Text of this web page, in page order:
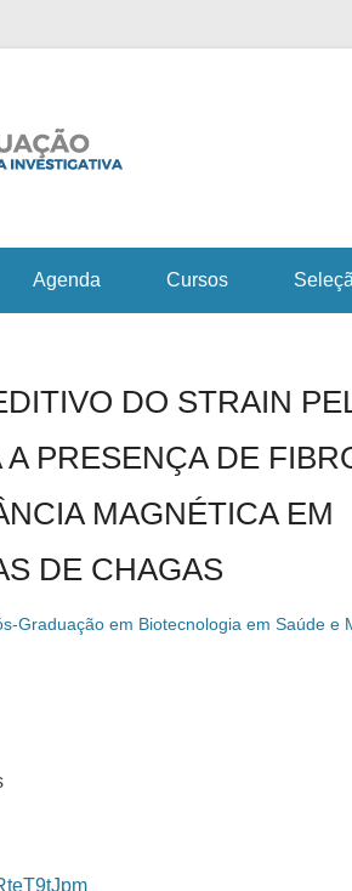
em
Agenda Cursos
DO STRAIN
PRESENÇA DE
MAGNÉTICA EM
DE CHAGAS
Graduação em Biotecnologia em Saúde e